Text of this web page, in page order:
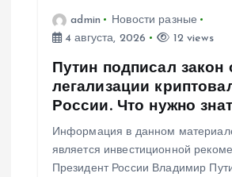
admin
Новости разные
4 августа, 2026
12 views
Путин подписал закон
легализации
России. Что нужно
Информация в данном
является инвестиционной
Президент России Владимир